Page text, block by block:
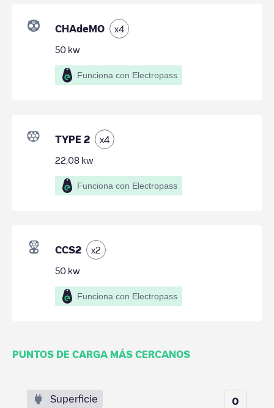
CHAdeMO x4
50 kw
Funciona con Electropass
TYPE 2 x4
22,08 kw
Funciona con Electropass
CCS2 x2
50 kw
Funciona con Electropass
PUNTOS DE CARGA MÁS CERCANOS
Superficie 0